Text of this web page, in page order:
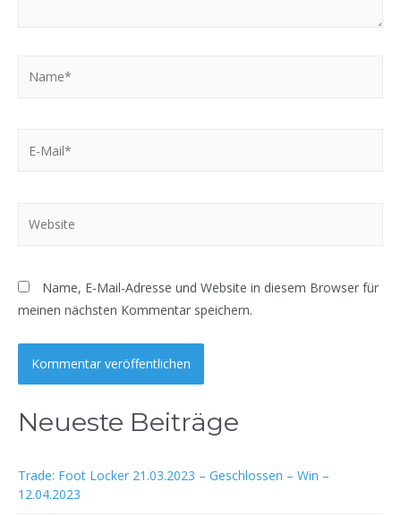
Name, E-Mail-Adresse und Website in diesem Browser für
meinen nächsten Kommentar speichern.
Neueste Beiträge
Trade: Foot Locker 21.03.2023 – Geschlossen – Win –
12.04.2023